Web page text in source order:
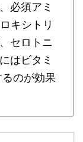
必須アミ
キシトリ
セロトニ
はビタミ
のが効果